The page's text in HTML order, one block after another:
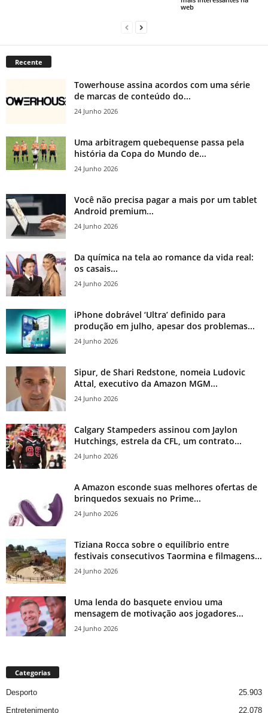
web
Recente
Towerhouse assina acordos com uma série
de marcas de conteúdo do...
24 Junho 2026
Uma arbitragem quebequense passa pela
história da Copa do Mundo de...
24 Junho 2026
Você não precisa pagar a mais por um tablet
Android premium...
24 Junho 2026
Da química na tela ao romance da vida real:
os casais...
24 Junho 2026
iPhone dobrável ‘Ultra’ definido para
produção em julho, apesar dos problemas...
24 Junho 2026
Sipur, de Shari Redstone, nomeia Ludovic
Attal, executivo da Amazon MGM...
24 Junho 2026
Calgary Stampeders assinou com Jaylon
Hutchings, estrela da CFL, um contrato...
24 Junho 2026
A Amazon esconde suas melhores ofertas de
brinquedos sexuais no Prime...
24 Junho 2026
Tiziana Rocca sobre o equilíbrio entre
festivais consecutivos Taormina e filmagens...
24 Junho 2026
Uma lenda do basquete enviou uma
mensagem de motivação aos jogadores...
24 Junho 2026
Categorias
Desporto
25.903
Entretenimento
22.078